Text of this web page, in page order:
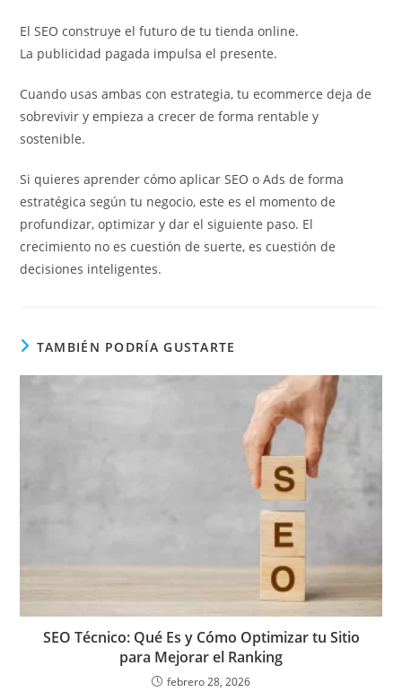
El SEO construye el futuro de tu tienda online.
La publicidad pagada impulsa el presente.
Cuando usas ambas con estrategia, tu ecommerce deja de
sobrevivir y empieza a crecer de forma rentable y
sostenible.
Si quieres aprender cómo aplicar SEO o Ads de forma
estratégica según tu negocio, este es el momento de
profundizar, optimizar y dar el siguiente paso. El
crecimiento no es cuestión de suerte, es cuestión de
decisiones inteligentes.
TAMBIÉN PODRÍA GUSTARTE
SEO Técnico: Qué Es y Cómo Optimizar tu Sitio
para Mejorar el Ranking
febrero 28, 2026